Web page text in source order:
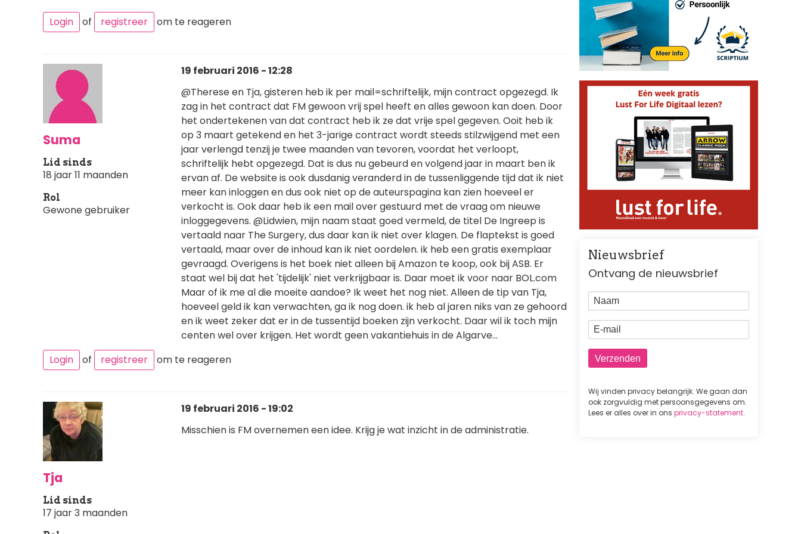
Login of registreer om te reageren
Suma
Lid sinds
18 jaar 11 maanden
Rol
Gewone gebruiker
19 februari 2016 - 12:28
@Therese en Tja, gisteren heb ik per mail=schriftelijk, mijn contract opgezegd. Ik
zag in het contract dat FM gewoon vrij spel heeft en alles gewoon kan doen. Door
het ondertekenen van dat contract heb ik ze dat vrije spel gegeven. Ooit heb ik
op 3 maart getekend en het 3-jarige contract wordt steeds stilzwijgend met een
jaar verlengd tenzij je twee maanden van tevoren, voordat het verloopt,
schriftelijk hebt opgezegd. Dat is dus nu gebeurd en volgend jaar in maart ben ik
ervan af. De website is ook dusdanig veranderd in de tussenliggende tijd dat ik niet
meer kan inloggen en dus ook niet op de auteurspagina kan zien hoeveel er
verkocht is. Ook daar heb ik een mail over gestuurd met de vraag om nieuwe
inloggegevens. @Lidwien, mijn naam staat goed vermeld, de titel De Ingreep is
vertaald naar The Surgery, dus daar kan ik niet over klagen. De flaptekst is goed
vertaald, maar over de inhoud kan ik niet oordelen. ik heb een gratis exemplaar
gevraagd. Overigens is het boek niet alleen bij Amazon te koop, ook bij ASB. Er
staat wel bij dat het 'tijdelijk' niet verkrijgbaar is. Daar moet ik voor naar BOL.com
Maar of ik me al die moeite aandoe? Ik weet het nog niet. Alleen de tip van Tja,
hoeveel geld ik kan verwachten, ga ik nog doen. ik heb al jaren niks van ze gehoord
en ik weet zeker dat er in de tussentijd boeken zijn verkocht. Daar wil ik toch mijn
centen wel over krijgen. Het wordt geen vakantiehuis in de Algarve...
Login
of registreer om te reageren
Tja
Lid sinds
17 jaar 3 maanden
19 februari 2016 - 19:02
Misschien is FM overnemen een idee. Krijg je wat inzicht in de administratie.
Nieuwsbrief
Ontvang de nieuwsbrief
Naam
E-mail
Wij vinden privacy belangrijk. We gaan dan
ook zorgvuldig met persoonsgegevens om.
Lees er alles over in ons privacy-statement.